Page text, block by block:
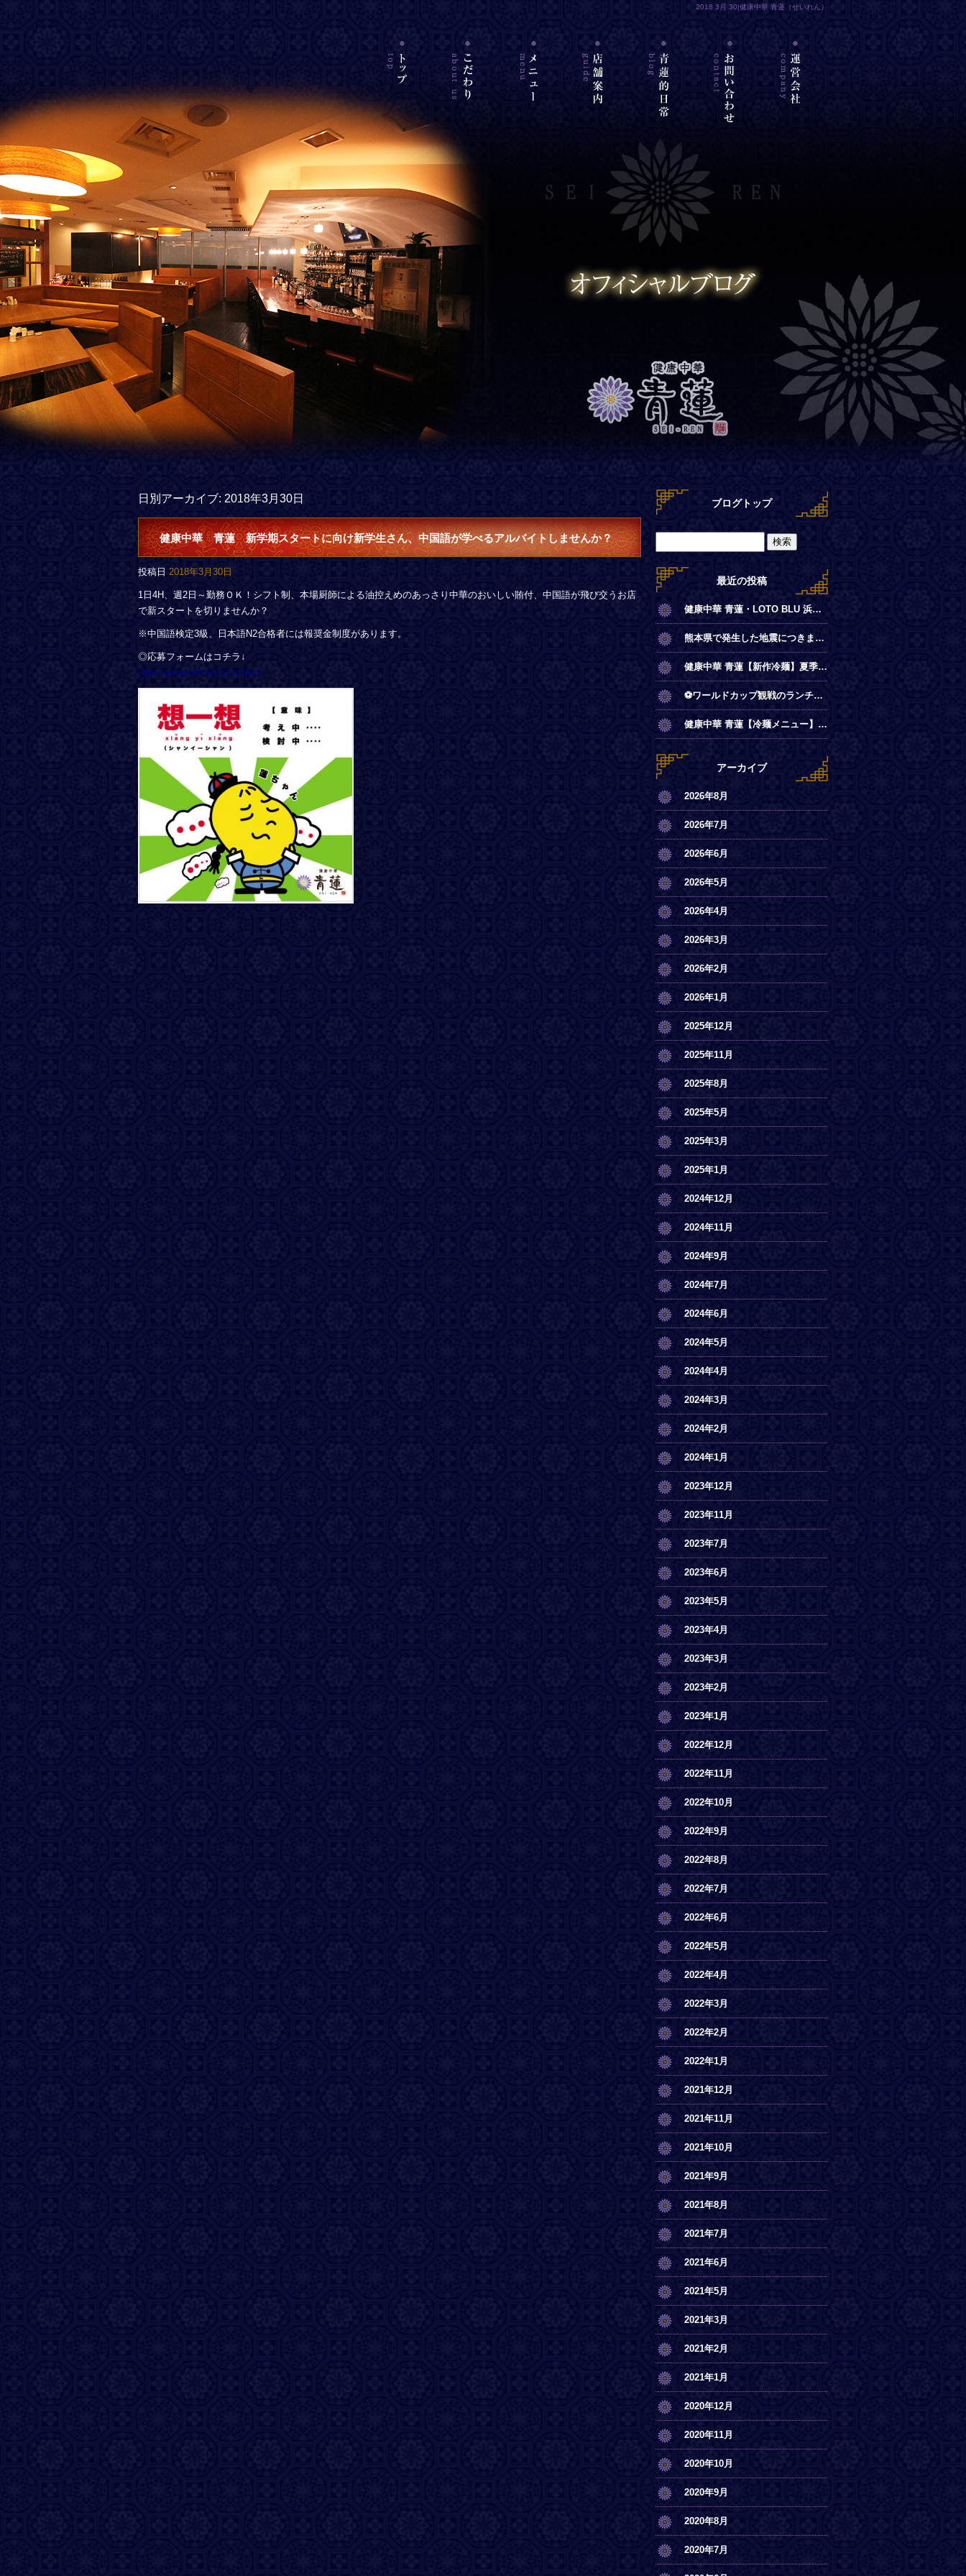
2018 3月 30|健康中華 青蓮（せいれん）
日別アーカイブ: 2018年3月30日
健康中華 青蓮 新学期スタートに向け新学生さん、中国語が学べるアルバイトしませんか？
投稿日 2018年3月30日
1日4H、週2日～勤務ＯＫ！シフト制、本場厨師による油控えめのあっさり中華のおいしい賄付、中国語が飛び交うお店
で新スタートを切りませんか？
※中国語検定3級、日本語N2合格者には報奨金制度があります。
◎応募フォームはコチラ↓
https://www.seiren.cc/contact
ブログトップ
最近の投稿
健康中華 青蓮・LOTO BLU 浜離宮店【夏季営業時間のお知らせ】
熊本県で発生した地震につきまして
健康中華 青蓮【新作冷麺】夏季限定◎冷やし麻辣麺
⚽ワールドカップ観戦のランチは青蓮で！
健康中華 青蓮【冷麺メニュー】一部店舗にてスタート
アーカイブ
2026年8月
2026年7月
2026年6月
2026年5月
2026年4月
2026年3月
2026年2月
2026年1月
2025年12月
2025年11月
2025年8月
2025年5月
2025年3月
2025年1月
2024年12月
2024年11月
2024年9月
2024年7月
2024年6月
2024年5月
2024年4月
2024年3月
2024年2月
2024年1月
2023年12月
2023年11月
2023年7月
2023年6月
2023年5月
2023年4月
2023年3月
2023年2月
2023年1月
2022年12月
2022年11月
2022年10月
2022年9月
2022年8月
2022年7月
2022年6月
2022年5月
2022年4月
2022年3月
2022年2月
2022年1月
2021年12月
2021年11月
2021年10月
2021年9月
2021年8月
2021年7月
2021年6月
2021年5月
2021年3月
2021年2月
2021年1月
2020年12月
2020年11月
2020年10月
2020年9月
2020年8月
2020年7月